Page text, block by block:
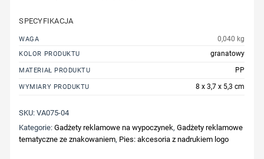
SPECYFIKACJA
WAGA 0,040 kg
KOLOR PRODUKTU granatowy
MATERIAŁ PRODUKTU PP
WYMIARY PRODUKTU 8 x 3,7 x 5,3 cm
SKU:VA075-04
Kategorie:Gadżety reklamowe na wypoczynek,Gadżety reklamowe
tematyczne ze znakowaniem, Pies: akcesoria z nadrukiem logo